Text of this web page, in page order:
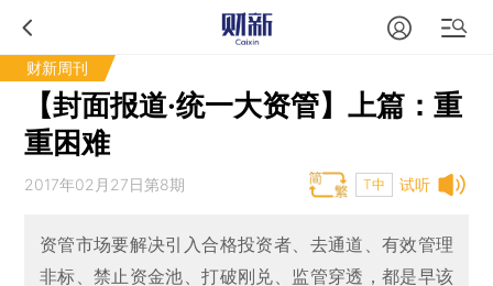
财新周刊
【封面报道·统一大资管】上篇：重
重困难
试听
2017年02月27日第8期 T中
资管市场要解决引入合格投资者、去通道、有效管理
非标、禁止资金池、打破刚兑、监管穿透，都是早该